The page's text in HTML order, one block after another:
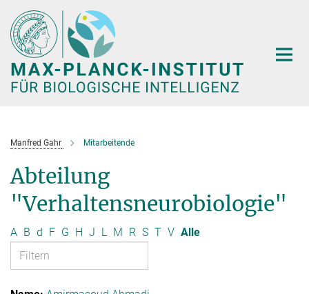
Hauptinhalt
Manfred Gahr Mitarbeitende
Abteilung
"Verhaltensneurobiologie"
A B d F G H J L M R S T V Alle